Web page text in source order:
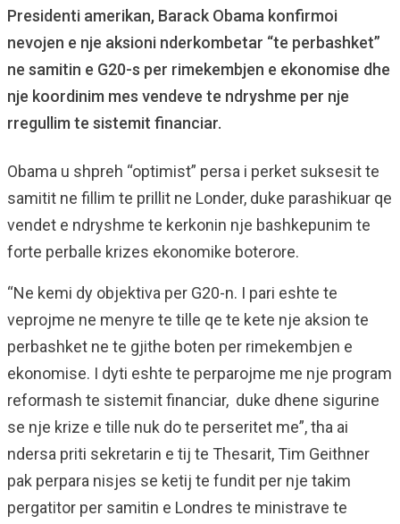
Presidenti amerikan, Barack Obama konfirmoi
nevojen e nje aksioni nderkombetar “te perbashket”
ne samitin e G20-s per rimekembjen e ekonomise dhe
nje koordinim mes vendeve te ndryshme per nje
rregullim te sistemit financiar.
Obama u shpreh “optimist” persa i perket suksesit te
samitit ne fillim te prillit ne Londer, duke parashikuar qe
vendet e ndryshme te kerkonin nje bashkepunim te
forte perballe krizes ekonomike boterore.
“Ne kemi dy objektiva per G20-n. I pari eshte te
veprojme ne menyre te tille qe te kete nje aksion te
perbashket ne te gjithe boten per rimekembjen e
ekonomise. I dyti eshte te perparojme me nje program
reformash te sistemit financiar, duke dhene sigurine
se nje krize e tille nuk do te perseritet me”, tha ai
ndersa priti sekretarin e tij te Thesarit, Tim Geithner
pak perpara nisjes se ketij te fundit per nje takim
pergatitor per samitin e Londres te ministrave te